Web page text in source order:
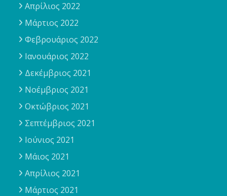
Απρίλιος 2022
Μάρτιος 2022
Φεβρουάριος 2022
Ιανουάριος 2022
Δεκέμβριος 2021
Νοέμβριος 2021
Οκτώβριος 2021
Σεπτέμβριος 2021
Ιούνιος 2021
Μάιος 2021
Απρίλιος 2021
Μάρτιος 2021